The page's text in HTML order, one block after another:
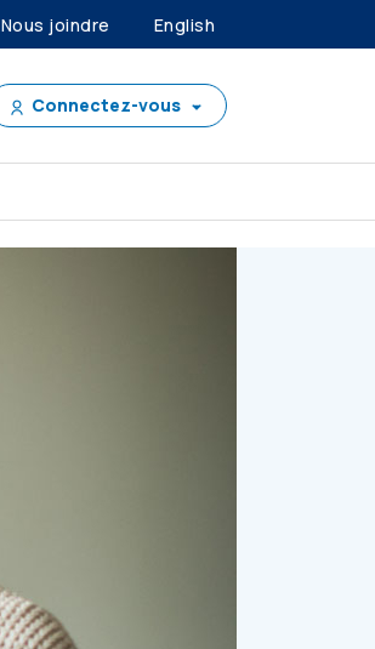
Nous joindre English
Connectez-vous